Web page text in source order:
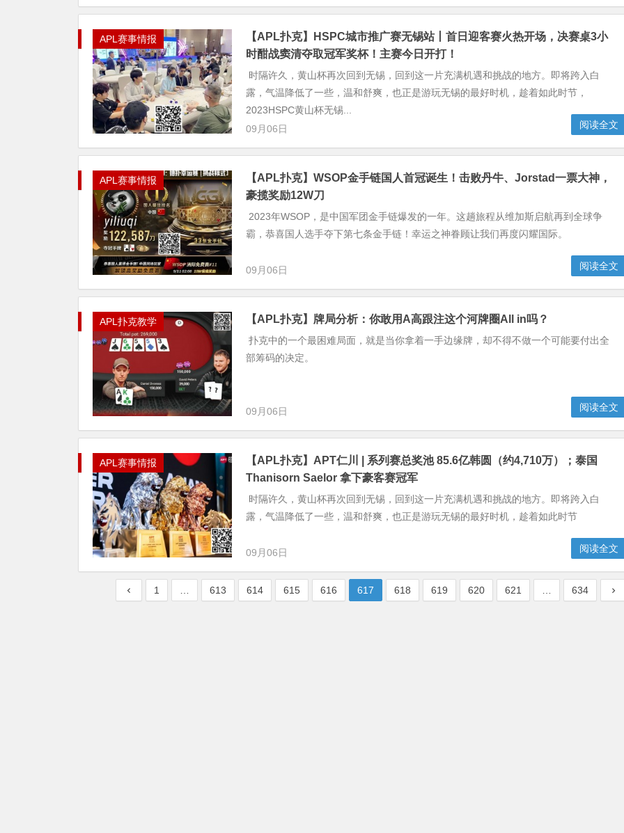
APL赛事情报
【APL扑克】HSPC城市推广赛无锡站丨首日迎客赛火热开场，决赛桌3小
时酣战窦清夺取冠军奖杯！主赛今日开打！
时隔许久，黄山杯再次回到无锡，回到这一片充满机遇和挑战的地方。即将跨入白
露，气温降低了一些，温和舒爽，也正是游玩无锡的最好时机，趁着如此时节，
2023HSPC黄山杯无锡...
09月06日
阅读全文
APL赛事情报
【APL扑克】WSOP金手链国人首冠诞生！击败丹牛、Jorstad一票大神，
豪揽奖励12W刀
2023年WSOP，是中国军团金手链爆发的一年。这趟旅程从维加斯启航再到全球争
霸，恭喜国人选手夺下第七条金手链！幸运之神眷顾让我们再度闪耀国际。
09月06日 阅读全文
APL扑克教学 【APL扑克】牌局分析：你敢用A高跟注这个河牌圈All in吗？
扑克中的一个最困难局面，就是当你拿着一手边缘牌，却不得不做一个可能要付出全
部筹码的决定。
09月06日 阅读全文
APL赛事情报
【APL扑克】APT仁川 | 系列赛总奖池 85.6亿韩圆（约4,710万）；泰国
Thanisorn Saelor 拿下豪客赛冠军
时隔许久，黄山杯再次回到无锡，回到这一片充满机遇和挑战的地方。即将跨入白
露，气温降低了一些，温和舒爽，也正是游玩无锡的最好时机，趁着如此时节
09月06日 阅读全文
1 613 614 615 616 617 618 619 620 621 634